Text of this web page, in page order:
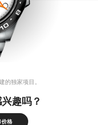
的独家项目。
趣吗？
格